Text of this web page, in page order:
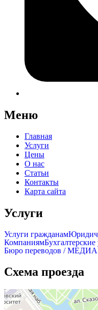
Меню
Главная
Услуги
Цены
О нас
Статьи
Контакты
Карта сайта
Услуги
Услуги гражданам
КомпаниямБухгалтерские
Бюро переводов /
Схема проезда